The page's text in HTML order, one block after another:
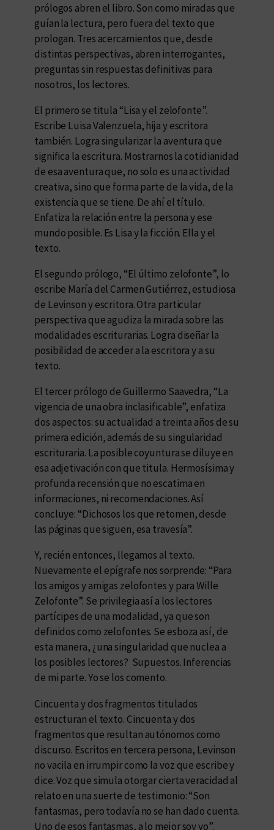
prólogos abren el libro. Son como miradas que
guían la lectura, pero fuera del texto que
prologan. Tres acercamientos que, desde
distintas perspectivas, abren interrogantes,
preguntas sin respuestas definitivas para
nosotros, los lectores.
El primero se titula “Lisa y el zelofonte”.
Escribe Luisa Valenzuela, hija y escritora
también. Logra singularizar la aventura que
significa la escritura. Mostrarnos la cotidianidad
de esa aventura que, no solo es una actividad
creativa, sino que forma parte de la vida, de la
existencia que se tiene. De ahí el título.
Enfatiza la relación entre la persona y ese
mundo posible. Es Lisa y la ficción. Ella y el
texto.
El segundo prólogo, “El último zelofonte”, lo
escribe María del Carmen Gutiérrez, estudiosa
de Levinson y escritora. Otra particular
perspectiva que agudiza la mirada sobre las
modalidades escriturarias. Logra diseñar la
posibilidad de acceder a la escritora y a su
texto.
El tercer prólogo de Guillermo Saavedra, “La
vigencia de una obra inclasificable”, enfatiza
dos aspectos: su actualidad a treinta años de su
primera edición, además de su singularidad
escrituraria. La posible coyuntura se diluye en
esa adjetivación con que titula. Hermosísima y
profunda recensión que no escatima en
informaciones, ni recomendaciones. Así
concluye: “Dichosos los que retomen, desde
las páginas que siguen, esa travesía”.
Y, recién entonces, llegamos al texto.
Nuevamente el epígrafe nos sorprende: “Para
los amigos y amigas zelofontes y para Wille
Zelofonte”. Se privilegia así a los lectores
partícipes de una modalidad, ya que son
definidos como zelofontes. Se esboza así, de
esta manera, ¿una singularidad que nuclea a
los posibles lectores? Supuestos. Inferencias
de mi parte. Yo se los comento.
Cincuenta y dos fragmentos titulados
estructuran el texto. Cincuenta y dos
fragmentos que resultan autónomos como
discurso. Escritos en tercera persona, Levinson
no vacila en irrumpir como la voz que escribe y
dice. Voz que simula otorgar cierta veracidad al
relato en una suerte de testimonio: “Son
fantasmas, pero todavía no se han dado cuenta.
Uno de esos fantasmas, a lo mejor soy yo”.